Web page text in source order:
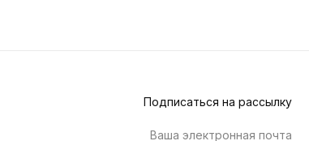
Подписаться на рассылку